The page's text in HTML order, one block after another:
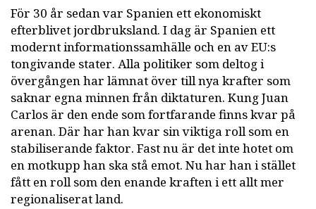
För 30 år sedan var Spanien ett ekonomiskt
efterblivet jordbruksland. I dag är Spanien ett
modernt informationssamhälle och en av EU:s
tongivande stater. Alla politiker som deltog i
övergången har lämnat över till nya krafter som
saknar egna minnen från diktaturen. Kung Juan
Carlos är den ende som fortfarande finns kvar på
arenan. Där har han kvar sin viktiga roll som en
stabiliserande faktor. Fast nu är det inte hotet om
en motkupp han ska stå emot. Nu har han i stället
fått en roll som den enande kraften i ett allt mer
regionaliserat land.